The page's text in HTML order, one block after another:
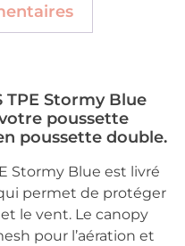
TPE Stormy Blue
poussette
poussette double.
Stormy Blue est livré
permet de protéger
le vent. Le canopy
pour l’aération et